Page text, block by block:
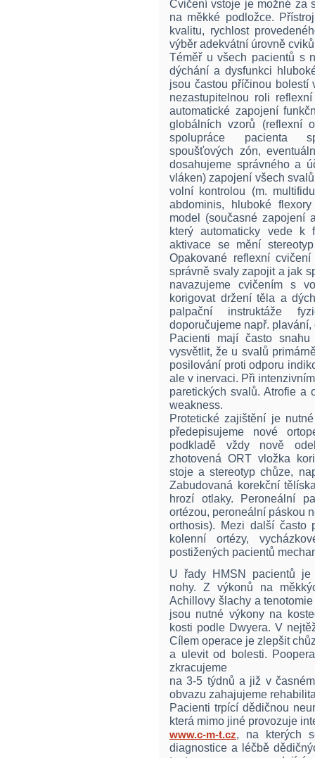
Cvičení vstoje je možné za
na měkké podložce.
kvalitu, rychlost
výběr adekvátní úrovně
Téměř u všech pacientů s
dýchání a dysfunkci
jsou častou příčinou bolestí
nezastupitelnou roli
automatické zapojení
globálních vzorů (reflexní
spolupráce pacienta
spoušťových zón,
dosahujeme správného a
vláken) zapojení všech
volní kontrolou (m.
abdominis, hluboké
model (současné zapojení
který automaticky vede k
aktivace se mění
Opakované reflexní
správně svaly zapojit a jak
navazujeme cvičením s
korigovat držení těla a
palpační instruktáže
doporučujeme např.
Pacienti mají často
vysvětlit, že u svalů
posilování proti odporu
ale v inervaci. Při
paretických svalů. Atrofie a
weakness.
Protetické zajištění je
předepisujeme nové
podkladě vždy nově
zhotovená ORT vložka
stoje a stereotyp chůze,
Zabudovaná korekční
hrozí otlaky. Peroneální
ortézou, peroneální páskou
orthosis). Mezi další často
kolenní ortézy,
postižených pacientů
U řady HMSN pacientů je
nohy. Z výkonů na
Achillovy šlachy a
jsou nutné výkony na
kosti podle Dwyera. V
Cílem operace je zlepšit
a ulevit od bolesti.
zkracujeme
na 3-5 týdnů a již v
obvazu zahajujeme
Pacienti trpící dědičnou
která mimo jiné provozuje
www.c-m-t.cz, na kterých
diagnostice a léčbě